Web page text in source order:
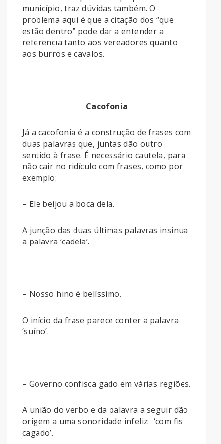
município, traz dúvidas também. O
problema aqui é que a citação dos “que
estão dentro” pode dar a entender a
referência tanto aos vereadores quanto
aos burros e cavalos.
Cacofonia
Já a cacofonia é a construção de frases com
duas palavras que, juntas dão outro
sentido à frase. É necessário cautela, para
não cair no ridículo com frases, como por
exemplo:
– Ele beijou a boca dela.
A junção das duas últimas palavras insinua
a palavra ‘cadela’.
– Nosso hino é belíssimo.
O início da frase parece conter a palavra
‘suíno’.
– Governo confisca gado em várias regiões.
A união do verbo e da palavra a seguir dão
origem a uma sonoridade infeliz: ‘com fis
cagado’.